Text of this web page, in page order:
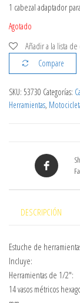
1 cabezal adaptador
Agotado
Añadir a la lista
Compare
SKU: 53730 Categorías:
Herramientas,
DESCRIPCIÓN
Estuche de
Incluye:
Herramientas de 1/2″:
14 vasos métricos